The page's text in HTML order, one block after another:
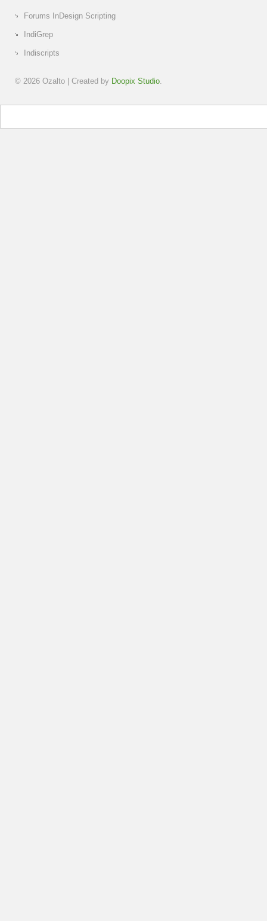
Forums InDesign Scripting
IndiGrep
Indiscripts
© 2026 Ozalto | Created by Doopix Studio.